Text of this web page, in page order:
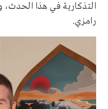
التذكارية في هذا
رامزي.